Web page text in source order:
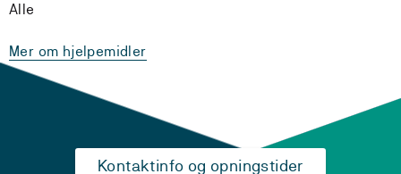
Alle
Mer om hjelpemidler
Kontaktinfo og opningstider